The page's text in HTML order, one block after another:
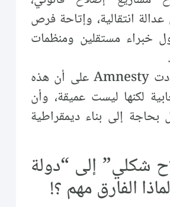
انتقالية، وإتاحة فرص
خبراء مستقلين ومنظمات
ومع ذلك، شددت Amnesty على أن هذه
لكنها ليست عميقة، وأن
بحاجة إلى بناء ديمقراطية
شكلي” إلى “دولة
الفارق مهم ؟!